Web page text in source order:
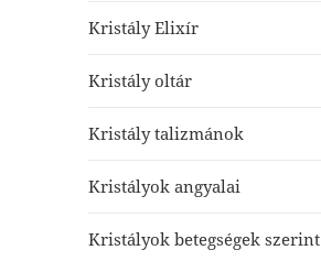
Kristály Elixír
Kristály oltár
Kristály talizmánok
Kristályok angyalai
Kristályok betegségek szerint